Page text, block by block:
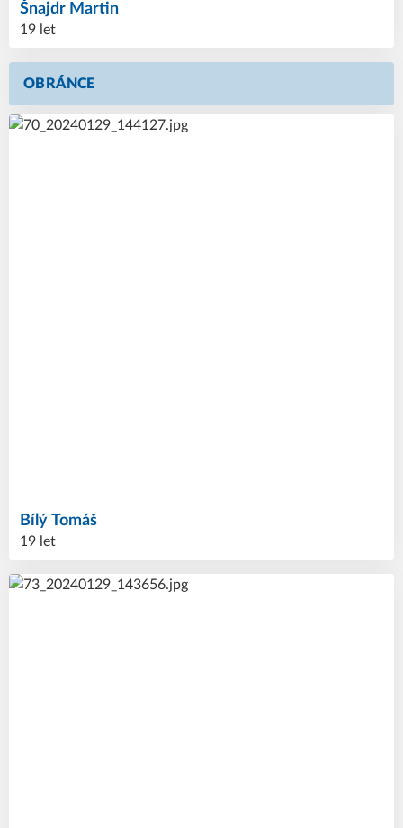
Martin
Šnajdr
19 let
OBRÁNCE
Tomáš
Bílý
19 let